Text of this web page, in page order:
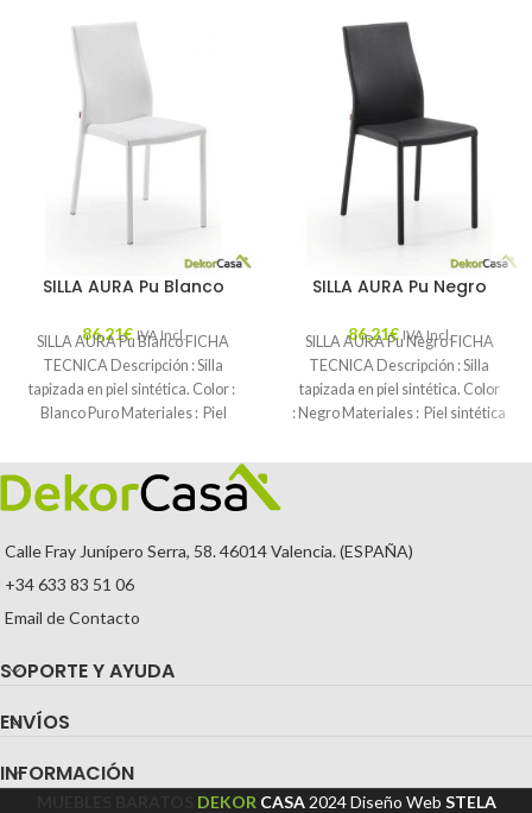
SILLA AURA Pu Blanco
86,21€ IVA Incl.
SILLA AURA Pu Blanco FICHA
TECNICA Descripción : Silla
tapizada en piel sintética. Color :
Blanco Puro Materiales : Piel
SILLA AURA Pu Negro
86,21€ IVA Incl.
SILLA AURA Pu Negro FICHA
TECNICA Descripción : Silla
tapizada en piel sintética. Color
: Negro Materiales : Piel sintética
Calle Fray Junípero Serra, 58. 46014 Valencia. (ESPAÑA)
+34 633 83 51 06
Email de Contacto
SOPORTE Y AYUDA
ENVÍOS
INFORMACIÓN
DEKOR CASA 2024Diseño Web STELA